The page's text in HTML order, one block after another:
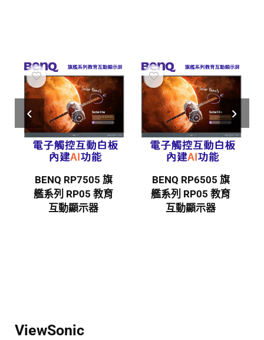
BENQ RP6505 旗
艦系列 RP05 教育
互動顯示器
BenQ RP6504 | 4K
UHD 65″ Pro系列教
育互動顯示屏
ViewSonic